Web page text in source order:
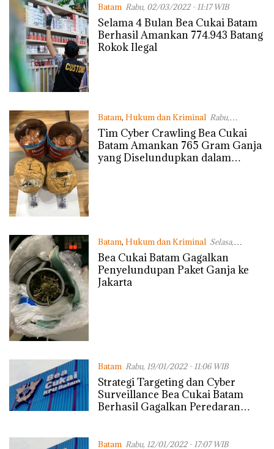
Batam Rabu, 02/03/2022 - 11:17 WIB
Selama 4 Bulan Bea Cukai Batam
Berhasil Amankan 774.943 Batang
Rokok Ilegal
Batam, Hukum dan Kriminal Rabu,
23/02/2022 - 17:09 WIB
Tim Cyber Crawling Bea Cukai
Batam Amankan 765 Gram Ganja
yang Diselundupkan dalam
Batam, Hukum dan Kriminal Selasa,
22/02/2022 - 17:19 WIB
Bea Cukai Batam Gagalkan
Penyelundupan Paket Ganja ke
Jakarta
Batam Rabu, 19/01/2022 - 11:06 WIB
Strategi Targeting dan Cyber
Surveillance Bea Cukai Batam
Berhasil Gagalkan Peredaran
Batam Rabu, 12/01/2022 - 17:07 WIB